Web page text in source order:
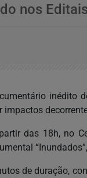
nos
inédito
das 18h, no
de duração,